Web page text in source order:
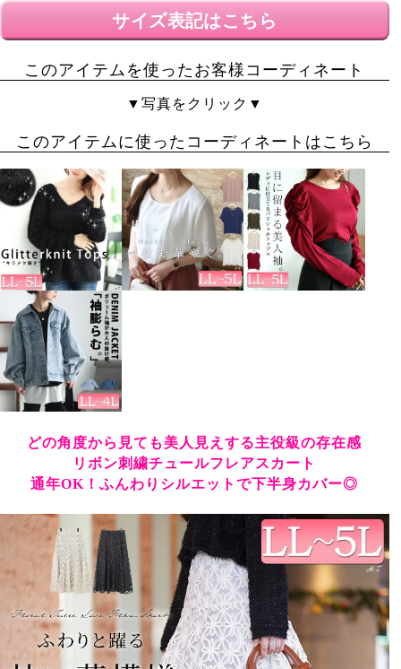
サイズ表記はこちら
このアイテムを使ったお客様コーディネート
▼写真をクリック▼
このアイテムに使ったコーディネートはこちら
どの角度から見ても美人見えする主役級の存在感
リボン刺繍チュールフレアスカート
通年OK！ふんわりシルエットで下半身カバー◎